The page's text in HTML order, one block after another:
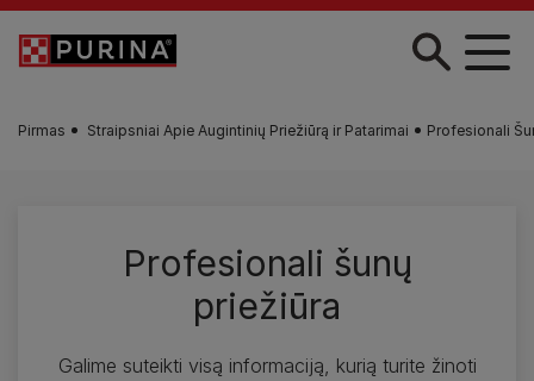
Pereiti į pagrindinį turinį
Pirmas Straipsniai Apie Augintinių Priežiūrą ir Patarimai Profesionali
Profesionali šunų
priežiūra
Galime suteikti visą informaciją, kurią turite žinoti